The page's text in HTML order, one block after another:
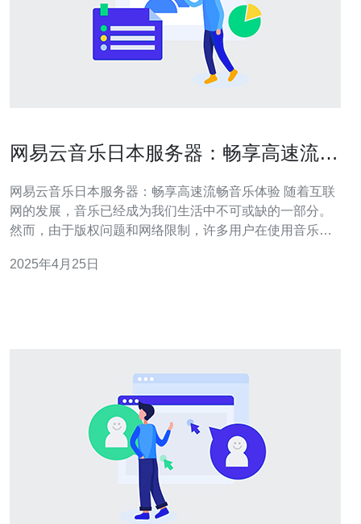
网易云音乐日本服务器：畅享高速流畅
网易云音乐日本服务器：畅享高速流畅音乐体验 随着互联
网的发展，音乐已经成为我们生活中不可或缺的一部分。
然而，由于版权问题和网络限制，许多用户在使用音乐平
日本服务器，为用户带来高速流畅的音乐体验。 网易云音
2025年4月25日